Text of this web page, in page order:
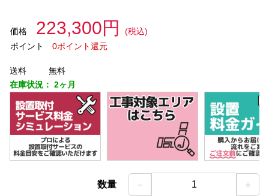
価格 223,300円
(税込)
ポイント
0ポイント還元
送料
無料
在庫状況： 2ヶ月
数量 － 1 ＋